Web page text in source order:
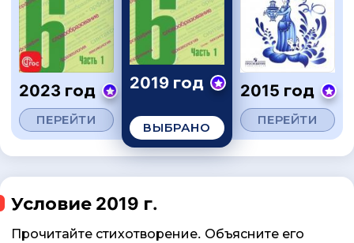
2023 год
ПЕРЕЙТИ
2019 год
ВЫБРАНО
2015 год
ПЕРЕЙТИ
Условие 2019 г.
Прочитайте стихотворение. Объясните его